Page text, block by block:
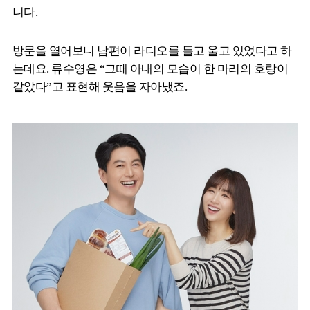
니다.
방문을 열어보니 남편이 라디오를 틀고 울고 있었다고 하
는데요. 류수영은 “그때 아내의 모습이 한 마리의 호랑이
같았다”고 표현해 웃음을 자아냈죠.